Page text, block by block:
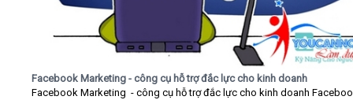
Facebook Marketing - công cụ hỗ trợ đắc lực cho kinh doanh
Facebook Marketing - công cụ hỗ trợ đắc lực cho kinh doanh